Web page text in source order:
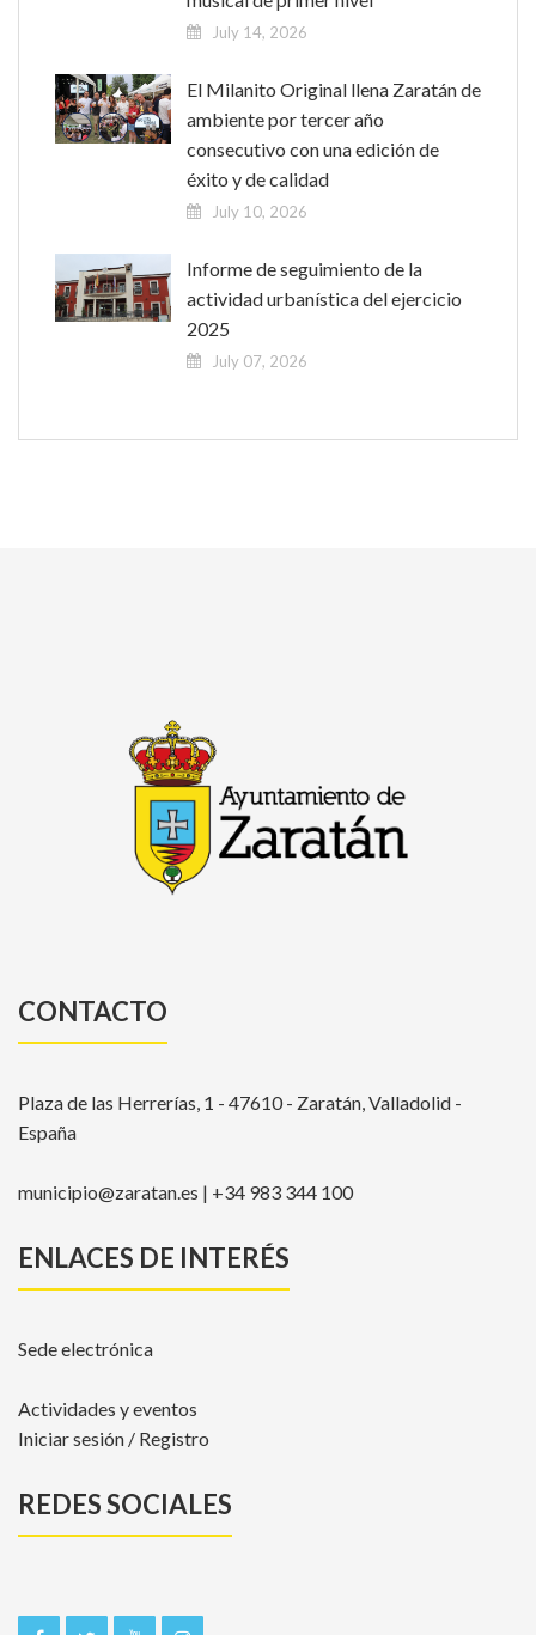
July 14, 2026
El Milanito Original llena Zaratán de
ambiente por tercer año
consecutivo con una edición de
éxito y de calidad
July 10, 2026
Informe de seguimiento de la
actividad urbanística del ejercicio
2025
July 07, 2026
CONTACTO
Plaza de las Herrerías, 1 - 47610 - Zaratán, Valladolid -
España
municipio@zaratan.es | +34 983 344 100
ENLACES DE INTERÉS
Sede electrónica
Actividades y eventos
Iniciar sesión / Registro
REDES SOCIALES